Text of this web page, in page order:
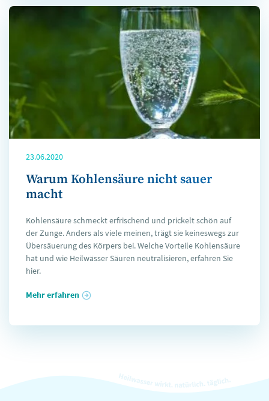
23.06.2020
Warum Kohlensäure nicht sauer
macht
Kohlensäure schmeckt erfrischend und prickelt schön auf
der Zunge. Anders als viele meinen, trägt sie keineswegs zur
Übersäuerung des Körpers bei. Welche Vorteile Kohlensäure
hat und wie Heilwässer Säuren neutralisieren, erfahren Sie
hier.
Mehr erfahren